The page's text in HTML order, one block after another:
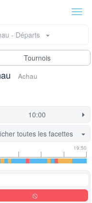
- Départs
Tournois
Achau
toutes les facettes
19:50